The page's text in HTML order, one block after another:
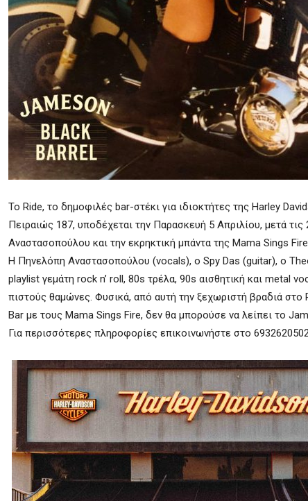
Το Ride, το δημοφιλές bar-στέκι για ιδιοκτήτες της Harley
Πειραιώς 187, υποδέχεται την Παρασκευή 5 Απριλίου, μετά
Αναστασοπούλου και την εκρηκτική μπάντα της Mama Sings
Η Πηνελόπη Αναστασοπούλου (vocals), o Spy Das (guitar), o
playlist γεμάτη rock n’ roll, 80s τρέλα, 90s αισθητική και metal
πιστούς θαμώνες. Φυσικά, από αυτή την ξεχωριστή βραδιά στο
Bar με τους Mama Sings Fire, δεν θα μπορούσε να λείπει το
Για περισσότερες πληροφορίες επικοινωνήστε στο